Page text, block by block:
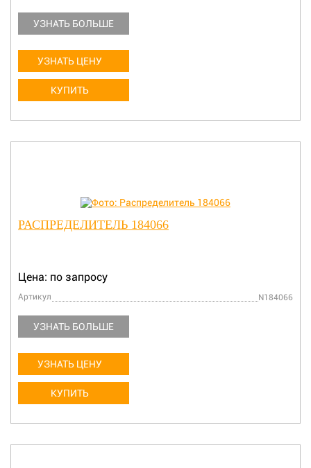
УЗНАТЬ БОЛЬШЕ
УЗНАТЬ ЦЕНУ
КУПИТЬ
РАСПРЕДЕЛИТЕЛЬ 184066
Цена: по запросу
Артикул N184066
УЗНАТЬ БОЛЬШЕ
УЗНАТЬ ЦЕНУ
КУПИТЬ